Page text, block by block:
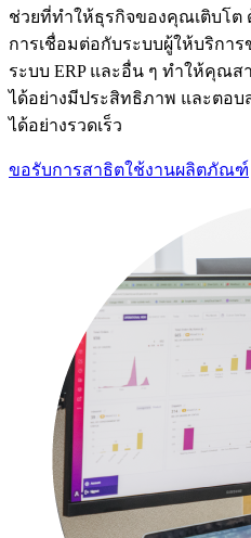
ช่วยที่ทำให้ธุรกิจของคุณเติบโต
การเชื่อมต่อกับระบบผู้ให้บริการ
ระบบ ERP และอื่น ๆ ทำให้คุณ
ได้อย่างมีประสิทธิภาพ และตอ
ได้อย่างรวดเร็ว
ขอรับการสาธิตใช้งานผลิตภัณฑ์